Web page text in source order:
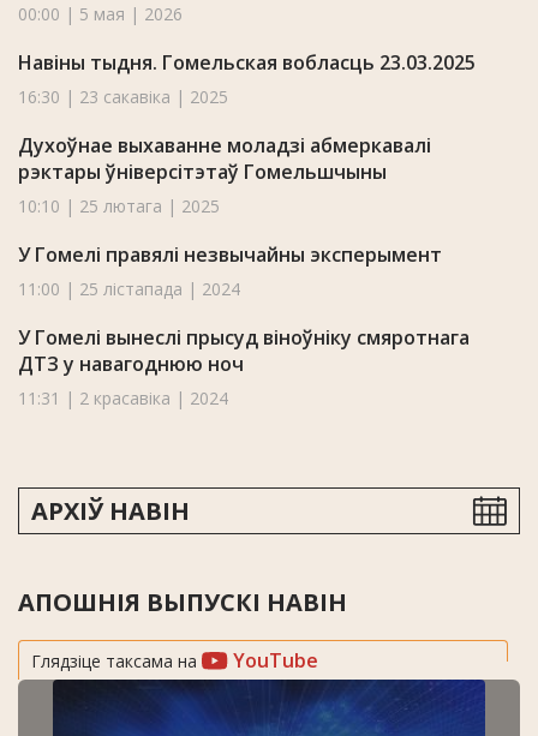
00:00 | 5 мая | 2026
Навіны тыдня. Гомельская вобласць 23.03.2025
16:30 | 23 сакавіка | 2025
Духоўнае выхаванне моладзі абмеркавалі
рэктары ўніверсітэтаў Гомельшчыны
10:10 | 25 лютага | 2025
У Гомелі правялі незвычайны эксперымент
11:00 | 25 лістапада | 2024
У Гомелі вынеслі прысуд віноўніку смяротнага
ДТЗ у навагоднюю ноч
11:31 | 2 красавіка | 2024
АРХІЎ НАВІН
АПОШНІЯ ВЫПУСКІ НАВІН
Глядзіце таксама на YouTube